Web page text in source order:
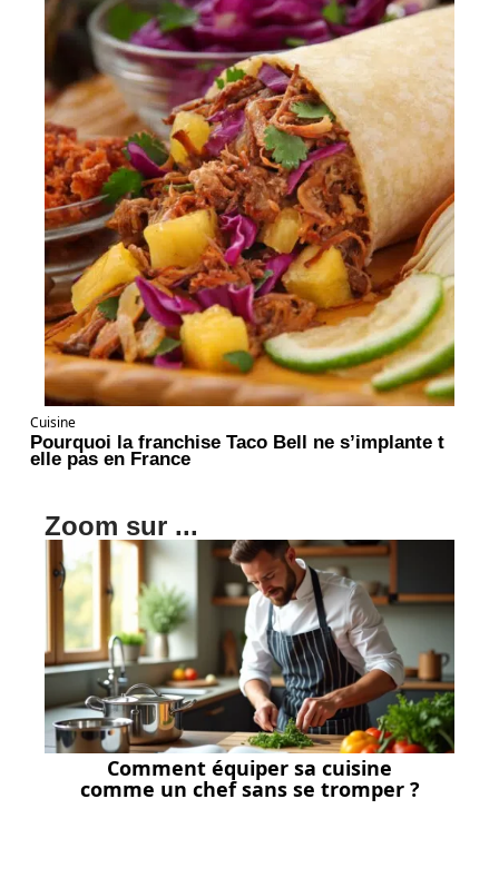
Cuisine
Pourquoi la franchise Taco Bell ne s’implante t
elle pas en France
Zoom sur ...
Comment équiper sa cuisine
comme un chef sans se tromper ?